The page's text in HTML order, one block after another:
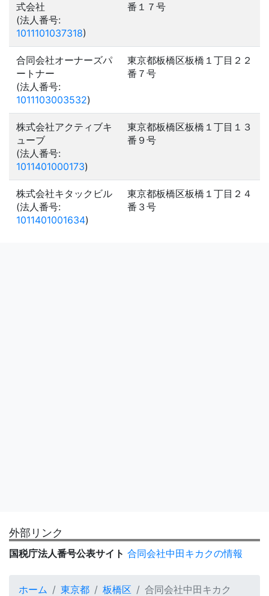
式会社
(法人番号:
1011101037318)
番１７号
合同会社オーナーズパ
ートナー
(法人番号:
1011103003532)
東京都板橋区板橋１丁目２２
番７号
株式会社アクティブキ
ューブ
(法人番号:
1011401000173)
東京都板橋区板橋１丁目１３
番９号
株式会社キタックビル
(法人番号:
1011401001634)
東京都板橋区板橋１丁目２４
番３号
外部リンク
国税庁法人番号公表サイト 合同会社中田キカクの情報
ホーム 東京都 板橋区 合同会社中田キカク